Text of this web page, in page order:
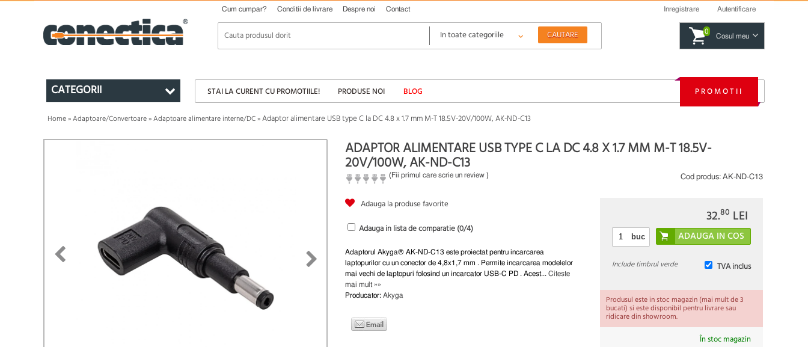
Cum cumpar? Conditii de livrare Despre noi Contact Inregistrare Autentificare
0
Cosul meu
CATEGORII STAI LA CURENT CU PROMOTIILE! PRODUSE NOI BLOG PROMOTII
Home»Adaptoare/Convertoare»Adaptoare alimentare interne/DC»Adaptor alimentare USB type C la DC 4.8 x 1.7 mm M-T 18.5V-20V/100W, AK-ND-C13
ADAPTOR ALIMENTARE USB TYPE C LA DC 4.8 X 1.7 MM M-T 18.5V-
20V/100W, AK-ND-C13
(Fii primul care scrie un review ) Cod produs: AK-ND-C13
Adauga la produse favorite
Adauga in lista de comparatie (0/4)
Adaptorul Akyga® AK-ND-C13 este proiectat pentru incarcarea
laptopurilor cu un conector de 4,8x1,7 mm . Permite incarcarea modelelor
mai vechi de laptopuri folosind un incarcator USB-C PD . Acest... Citeste
mai mult »»
Producator: Akyga
32.80 LEI
buc
TVA inclus
Include timbrul verde
Produsul este in stoc magazin (mai mult de 3
bucati) si este disponibil pentru livrare sau
ridicare din showroom.
În stoc magazin